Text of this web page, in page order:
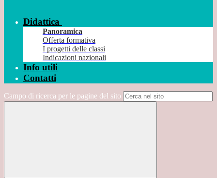
Didattica
Panoramica
Offerta formativa
I progetti delle classi
Indicazioni nazionali
Info utili
Contatti
Campo di ricerca per le pagine del sito